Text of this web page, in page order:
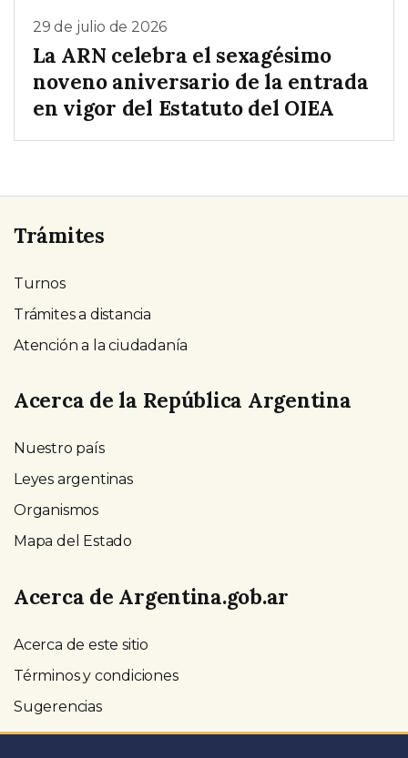
29 de julio de 2026
La ARN celebra el sexagésimo
noveno aniversario de la entrada
en vigor del Estatuto del OIEA
Trámites
Turnos
Trámites a distancia
Atención a la ciudadanía
Acerca de la República Argentina
Nuestro país
Leyes argentinas
Organismos
Mapa del Estado
Acerca de Argentina.gob.ar
Acerca de este sitio
Términos y condiciones
Sugerencias